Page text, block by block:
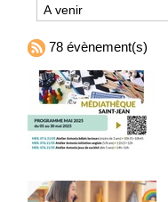
78 évènement(s)